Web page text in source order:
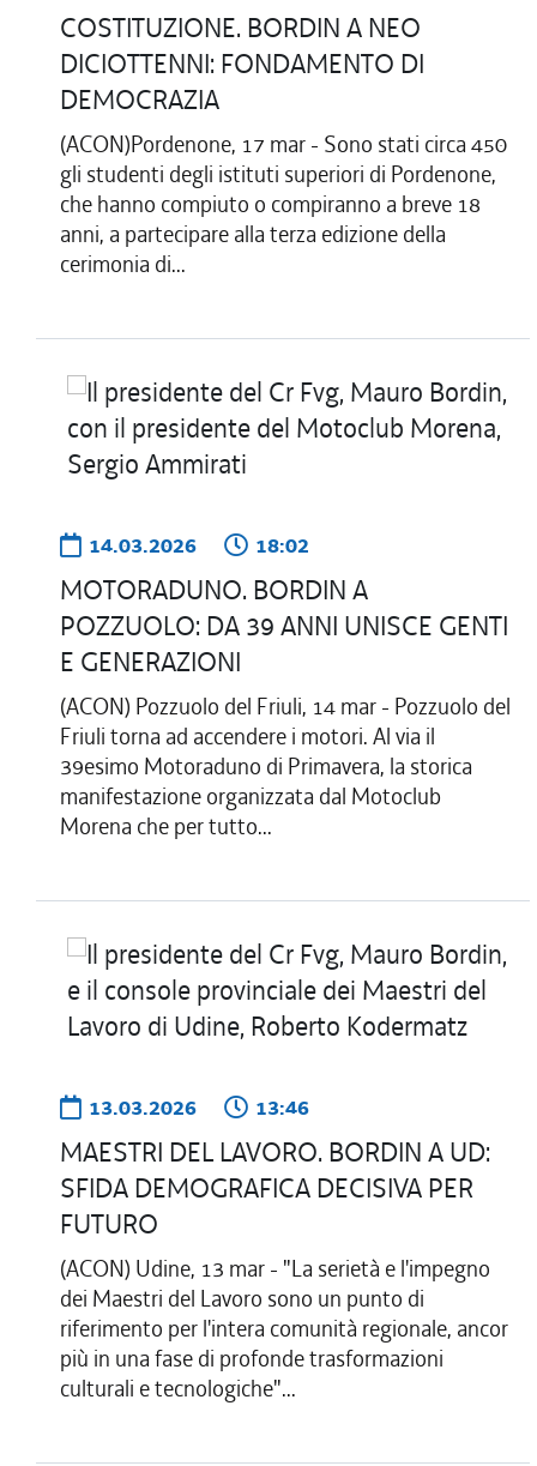
COSTITUZIONE. BORDIN A NEO
DICIOTTENNI: FONDAMENTO DI
DEMOCRAZIA
(ACON)Pordenone, 17 mar - Sono stati circa 450
gli studenti degli istituti superiori di Pordenone,
che hanno compiuto o compiranno a breve 18
anni, a partecipare alla terza edizione della
cerimonia di...
14.03.2026 18:02
MOTORADUNO. BORDIN A
POZZUOLO: DA 39 ANNI UNISCE GENTI
E GENERAZIONI
(ACON) Pozzuolo del Friuli, 14 mar - Pozzuolo del
Friuli torna ad accendere i motori. Al via il
39esimo Motoraduno di Primavera, la storica
manifestazione organizzata dal Motoclub
Morena che per tutto...
13.03.2026 13:46
MAESTRI DEL LAVORO. BORDIN A UD:
SFIDA DEMOGRAFICA DECISIVA PER
FUTURO
(ACON) Udine, 13 mar - "La serietà e l'impegno
dei Maestri del Lavoro sono un punto di
riferimento per l'intera comunità regionale, ancor
più in una fase di profonde trasformazioni
culturali e tecnologiche"...